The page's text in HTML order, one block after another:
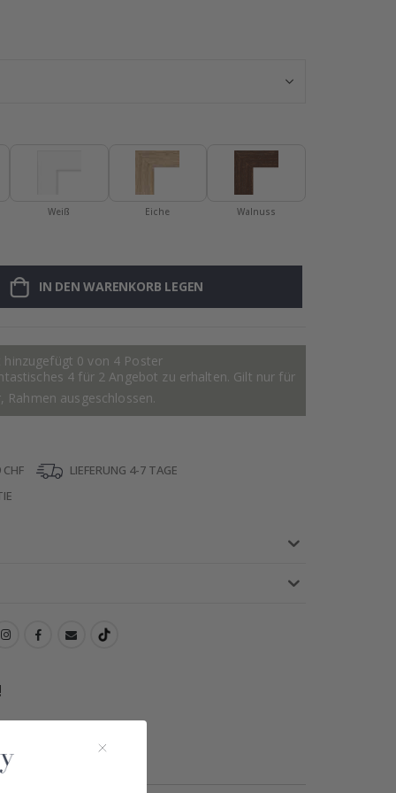
Weiß Eiche Walnuss
IN DEN WARENKORB LEGEN
hinzugefügt 0 von 4 Poster
4 für 2 Angebot zu erhalten. Gilt nur für
Rahmen ausgeschlossen.
LIEFERUNG 4-7 TAGE